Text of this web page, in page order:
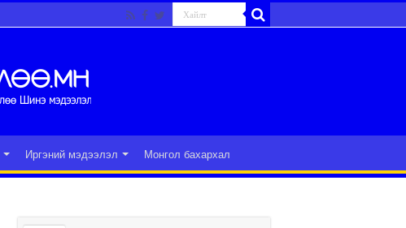
Иргэний мэдээлэл Монгол бахархал